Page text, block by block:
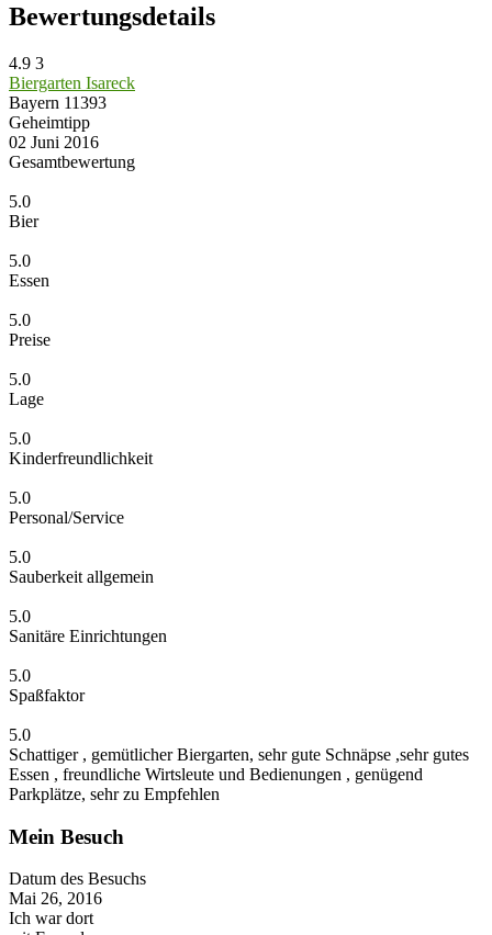
Bewertungsdetails
4.9 3
Biergarten Isareck
Bayern 11393
Geheimtipp
02 Juni 2016
Gesamtbewertung
5.0
Bier
5.0
Essen
5.0
Preise
5.0
Lage
5.0
Kinderfreundlichkeit
5.0
Personal/Service
5.0
Sauberkeit allgemein
5.0
Sanitäre Einrichtungen
5.0
Spaßfaktor
5.0
Schattiger , gemütlicher Biergarten, sehr gute Schnäpse ,sehr gutes
Essen , freundliche Wirtsleute und Bedienungen , genügend
Parkplätze, sehr zu Empfehlen
Mein Besuch
Datum des Besuchs
Mai 26, 2016
Ich war dort